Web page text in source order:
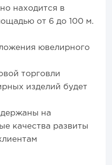
находится в
от 6 до 100 м.
ювелирного
торговли
изделий будет
на
качества развиты